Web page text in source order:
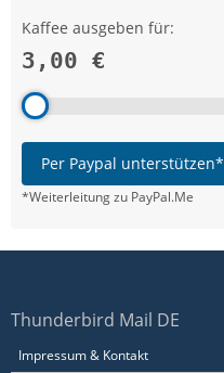
Kaffee ausgeben für:
3,00 €
Per Paypal unterstützen*
*Weiterleitung zu PayPal.Me
Thunderbird Mail DE
Impressum & Kontakt